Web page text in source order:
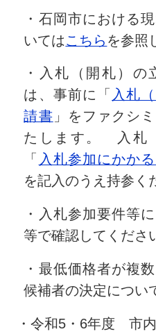
・石岡市における
いてはこちら を参照
・入札（開札）の
は、事前に「 入札
請書 」をファクシ
たします。 入札
「 入札参加にかか
を記入のうえ持参く
・入札参加要件等
等で確認してくださ
・最低価格者が複
候補者の決定につい
・令和5・6年度 市